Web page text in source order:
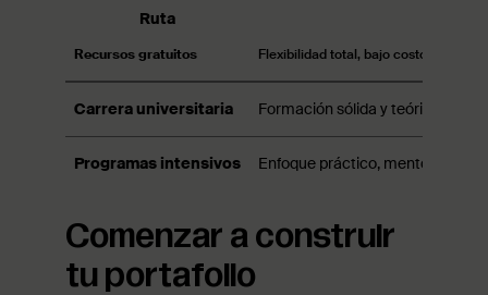
Ruta
Recursos gratuitos Flexibilidad total, bajo costo, acceso
Carrera universitaria Formación sólida y teórica,
Programas intensivos Enfoque práctico, mentoría
Comenzar a construir
tu portafolio